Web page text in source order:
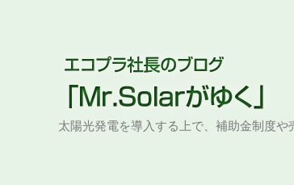
太陽光発電を導入する上で、補助金制度や